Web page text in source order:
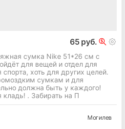
65 руб.
сумка Nike 51*26 см с
для вещей и отдел для
спорта, хоть для других целей.
сумкам и для
должна быть у каждого!
кладь! . Забирать на П
Могилев